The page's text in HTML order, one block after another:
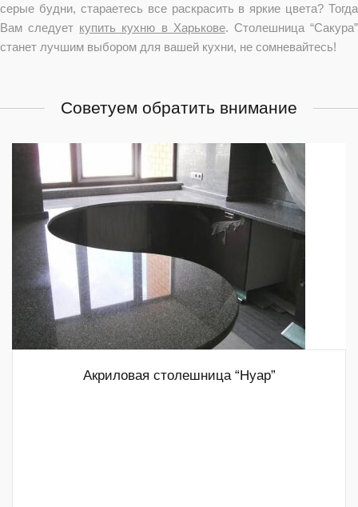
серые будни, стараетесь все раскрасить в яркие цвета? Тогда
Вам следует купить кухню в Харькове. Столешница “Сакура”
станет лучшим выбором для вашей кухни, не сомневайтесь!
Советуем обратить внимание
Акриловая столешница “Нуар”